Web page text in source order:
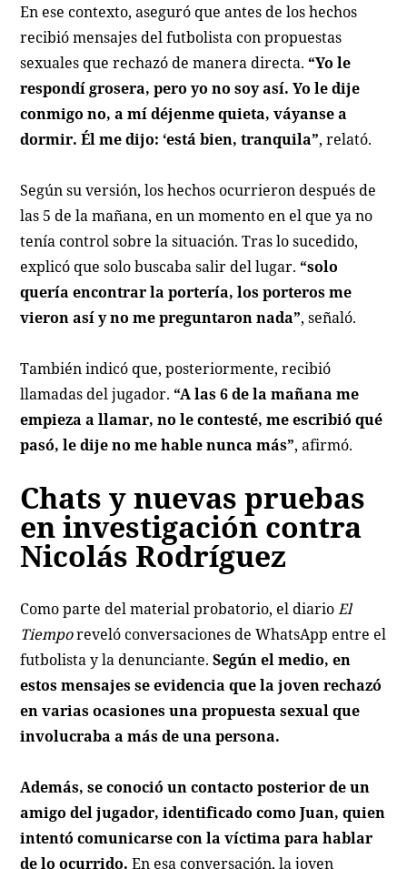
En ese contexto, aseguró que antes de los hechos
recibió mensajes del futbolista con propuestas
sexuales que rechazó de manera directa. “Yo le
respondí grosera, pero yo no soy así. Yo le dije
conmigo no, a mí déjenme quieta, váyanse a
dormir. Él me dijo: ‘está bien, tranquila”, relató.
Según su versión, los hechos ocurrieron después de
las 5 de la mañana, en un momento en el que ya no
tenía control sobre la situación. Tras lo sucedido,
explicó que solo buscaba salir del lugar. “solo
quería encontrar la portería, los porteros me
vieron así y no me preguntaron nada”, señaló.
También indicó que, posteriormente, recibió
llamadas del jugador. “A las 6 de la mañana me
empieza a llamar, no le contesté, me escribió qué
pasó, le dije no me hable nunca más”, afirmó.
Chats y nuevas pruebas
en investigación contra
Nicolás Rodríguez
Como parte del material probatorio, el diarioEl
Tiemporeveló conversaciones de WhatsApp entre el
futbolista y la denunciante.Según el medio, en
estos mensajes se evidencia que la joven rechazó
en varias ocasiones una propuesta sexual que
involucraba a más de una persona.
Además, se conoció un contacto posterior de un
amigo del jugador, identificado como Juan, quien
intentó comunicarse con la víctima para hablar
de lo ocurrido.En esa conversación, la joven